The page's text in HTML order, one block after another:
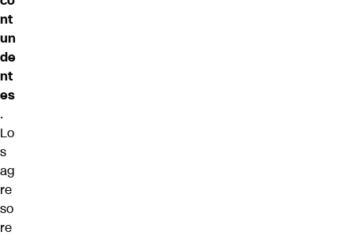
nt
un
de
nt
es
.
Lo
s
ag
re
so
re